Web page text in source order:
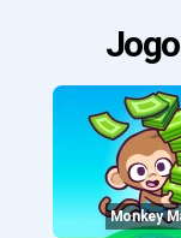
Monkey